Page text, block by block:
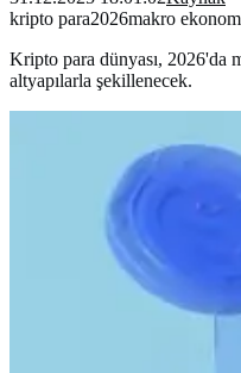
kripto para2026makro
Kripto para dünyası, 2026'da
altyapılarla şekillenecek.